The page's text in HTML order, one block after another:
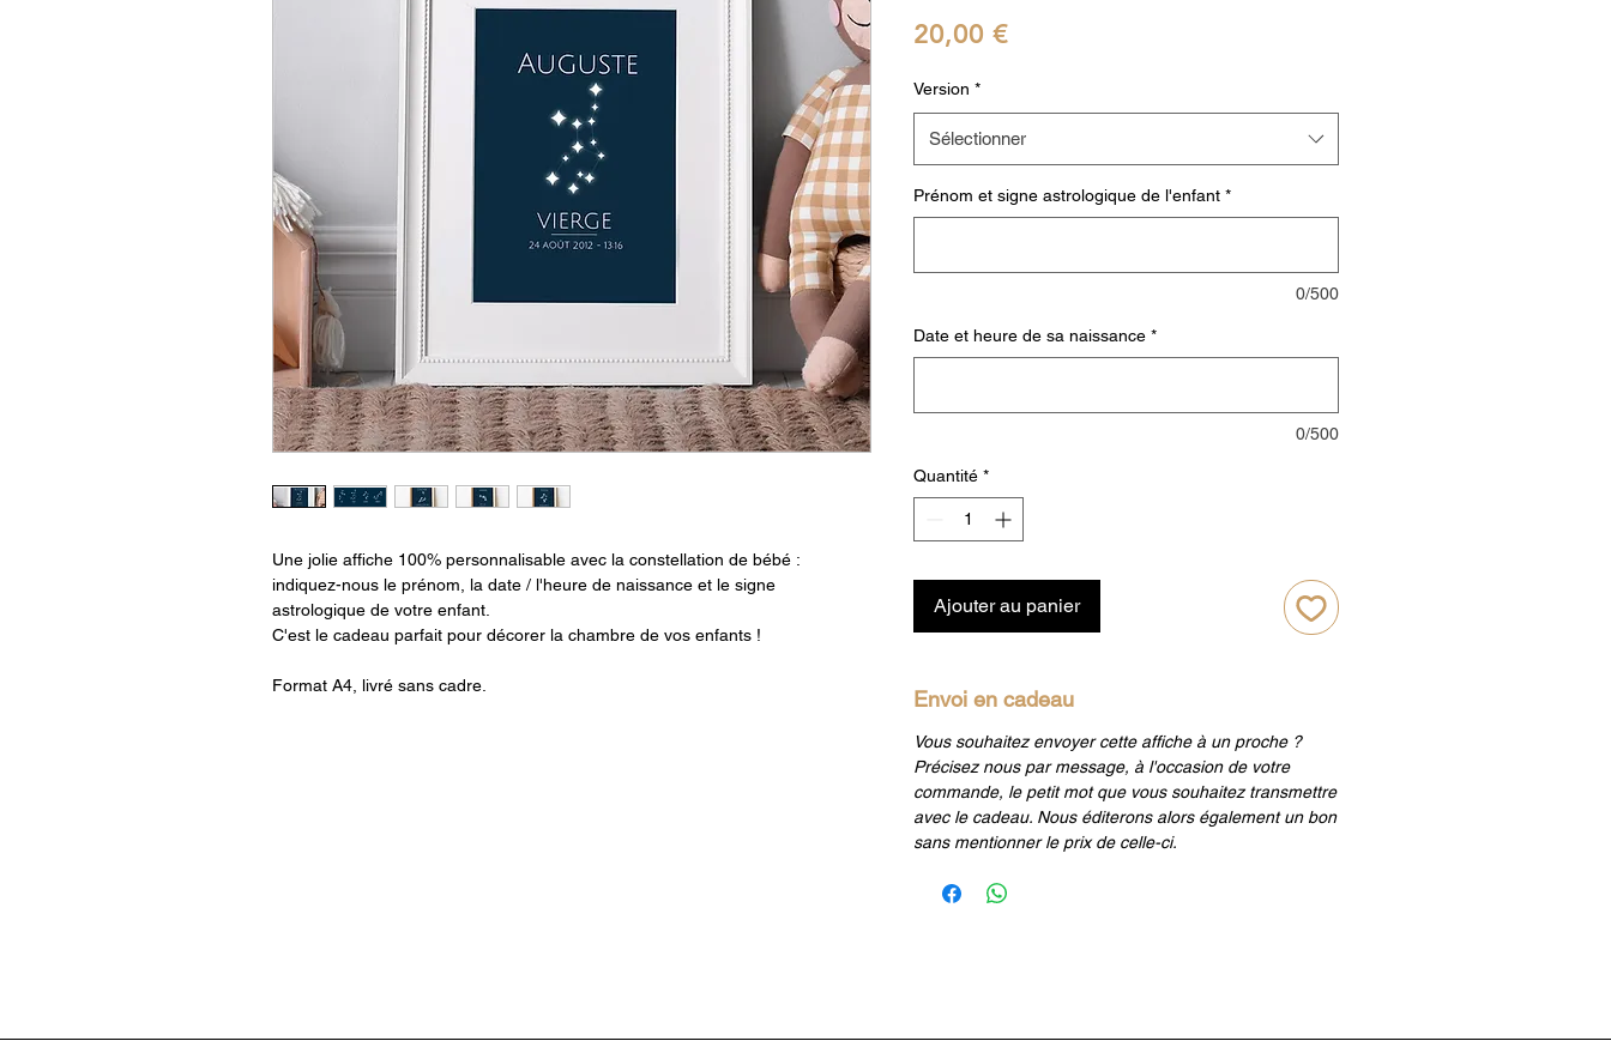
Une jolie affiche 100% personnalisable avec la constellation de bébé :
indiquez-nous le prénom, la date / l'heure de naissance et le signe
astrologique de votre enfant.
C'est le cadeau parfait pour décorer la chambre de vos enfants !
Format A4, livré sans cadre.
20,00 €Prix
Version *
Sélectionner
Prénom et signe astrologique de l'enfant *
0/500
Date et heure de sa naissance *
0/500
Quantité *
Ajouter au panier
Envoi en cadeau
Vous souhaitez envoyer cette affiche à un proche ?
Précisez nous par message, à l'occasion de votre
commande, le petit mot que vous souhaitez transmettre
avec le cadeau. Nous éditerons alors également un bon
sans mentionner le prix de celle-ci.